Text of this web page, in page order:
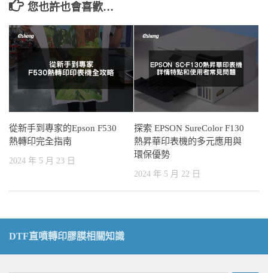
您也許也會喜歡…
從新手到專家的Epson F530
熱轉印完全指南
2024 年 5 月 23 日
探索 EPSON SureColor F130
熱昇華印表機的多元應用與
環保優勢
2024 年 5 月 22 日
DTF直噴轉印膠膜相關知識